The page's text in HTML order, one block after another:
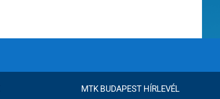
MTK BUDAPEST HÍRLEVÉL